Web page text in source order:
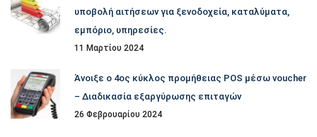
υποβολή αιτήσεων για ξενοδοχεία, καταλύματα,
εμπόριο, υπηρεσίες.
11 Μαρτίου 2024
Άνοιξε ο 4ος κύκλος προμήθειας POS μέσω voucher
– Διαδικασία εξαργύρωσης επιταγών
26 Φεβρουαρίου 2024